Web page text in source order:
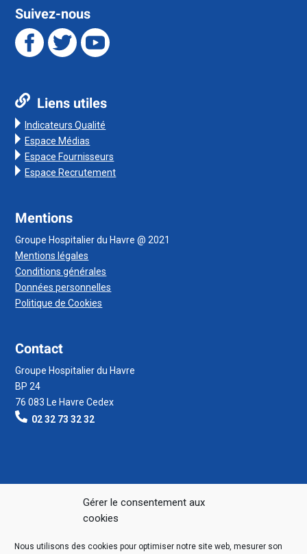
Gérer le consentement aux
cookies
Nous utilisons des cookies pour optimiser notre site web, mesurer son
Suivez-nous
Liens utiles
Indicateurs Qualité
Espace Médias
Espace Fournisseurs
Espace Recrutement
Mentions
Groupe Hospitalier du Havre @ 2021
Mentions légales
Conditions générales
Données personnelles
Politique de Cookies
Contact
Groupe Hospitalier du Havre
BP 24
76 083 Le Havre Cedex
02 32 73 32 32